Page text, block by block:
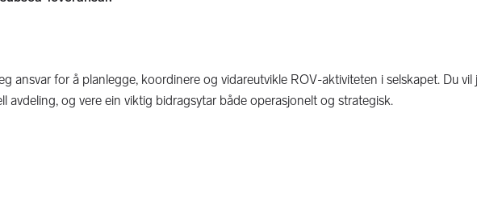
ansvar for å planlegge, koordinere og vidareutvikle ROV-aktiviteten i selskapet. Du
avdeling, og vere ein viktig bidragsytar både operasjonelt og strategisk.